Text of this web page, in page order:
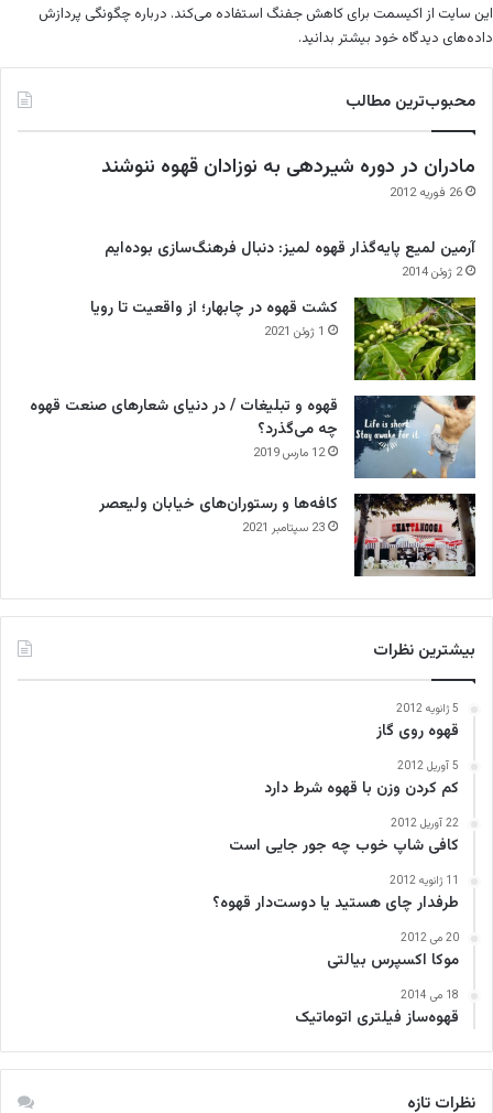
این سایت از اکیسمت برای کاهش جفنگ استفاده می‌کند. درباره چگونگی پردازش
داده‌های دیدگاه خود بیشتر بدانید.
محبوب‌ترین مطالب
مادران در دوره شیردهی به نوزادان قهوه ننوشند
26 فوریه 2012
آرمین لمیع پایه‌گذار قهوه لمیز: دنبال فرهنگ‌سازی بوده‌ایم
2 ژوئن 2014
کشت قهوه در چابهار؛ از واقعیت تا رویا
1 ژوئن 2021
قهوه و تبلیغات / در دنیای شعارهای صنعت قهوه
چه می‌گذرد؟
12 مارس 2019
کافه‌ها و رستوران‌های خیابان ولیعصر
23 سپتامبر 2021
بیشترین نظرات
5 ژانویه 2012
قهوه روی گاز
5 آوریل 2012
کم کردن وزن با قهوه شرط دارد
22 آوریل 2012
کافی‌ شاپ خوب چه جور جایی است
11 ژانویه 2012
طرفدار چای هستید یا دوست‌دار قهوه؟
20 می 2012
موکا اکسپرس بیالتی
18 می 2014
قهوه‌ساز فیلتری اتوماتیک
نظرات تازه